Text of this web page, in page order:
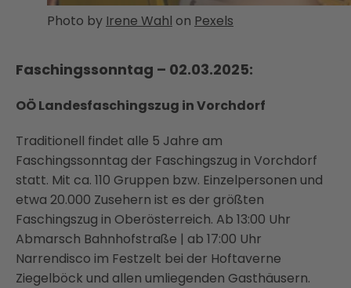
Photo by Irene Wahl on Pexels
Faschingssonntag – 02.03.2025:
OÖ Landesfaschingszug in Vorchdorf
Traditionell findet alle 5 Jahre am
Faschingssonntag der Faschingszug in Vorchdorf
statt. Mit ca. 110 Gruppen bzw. Einzelpersonen und
etwa 20.000 Zusehern ist es der größten
Faschingszug in Oberösterreich. Ab 13:00 Uhr
Abmarsch Bahnhofstraße | ab 17:00 Uhr
Narrendisco im Festzelt bei der Hoftaverne
Ziegelböck und allen umliegenden Gasthäusern.